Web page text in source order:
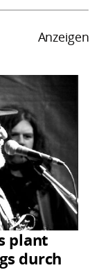
Anzeigen
plant
durch